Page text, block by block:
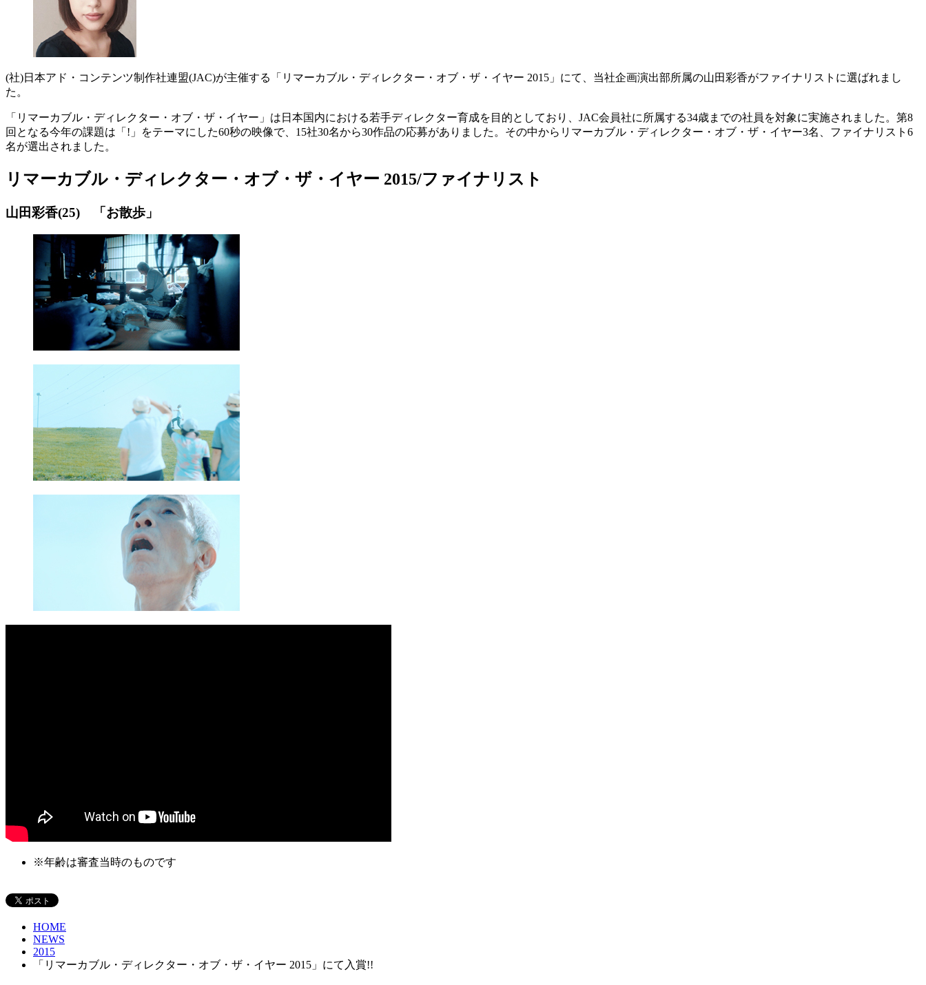
(社)日本アド・コンテンツ制作社連盟(JAC)が主催する「リマーカブル・ディレクター・オブ・ザ・イヤー 2015」にて、当社企画演出部所属の山田彩香がファイナリストに選ばれまし
た。
「リマーカブル・ディレクター・オブ・ザ・イヤー」は日本国内における若手ディレクター育成を目的としており、JAC会員社に所属する34歳までの社員を対象に実施されました。第8
回となる今年の課題は「!」をテーマにした60秒の映像で、15社30名から30作品の応募がありました。その中からリマーカブル・ディレクター・オブ・ザ・イヤー3名、ファイナリスト6
名が選出されました。
リマーカブル・ディレクター・オブ・ザ・イヤー 2015/ファイナリスト
山田彩香(25) 「お散歩」
※年齢は審査当時のものです
HOME
NEWS
2015
「リマーカブル・ディレクター・オブ・ザ・イヤー 2015」にて入賞!!